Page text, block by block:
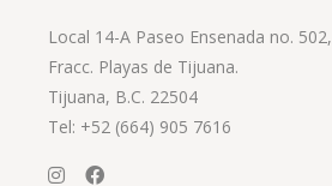
Local 14-A Paseo Ensenada no. 502,
Fracc. Playas de Tijuana.
Tijuana, B.C. 22504
Tel: +52 (664) 905 7616